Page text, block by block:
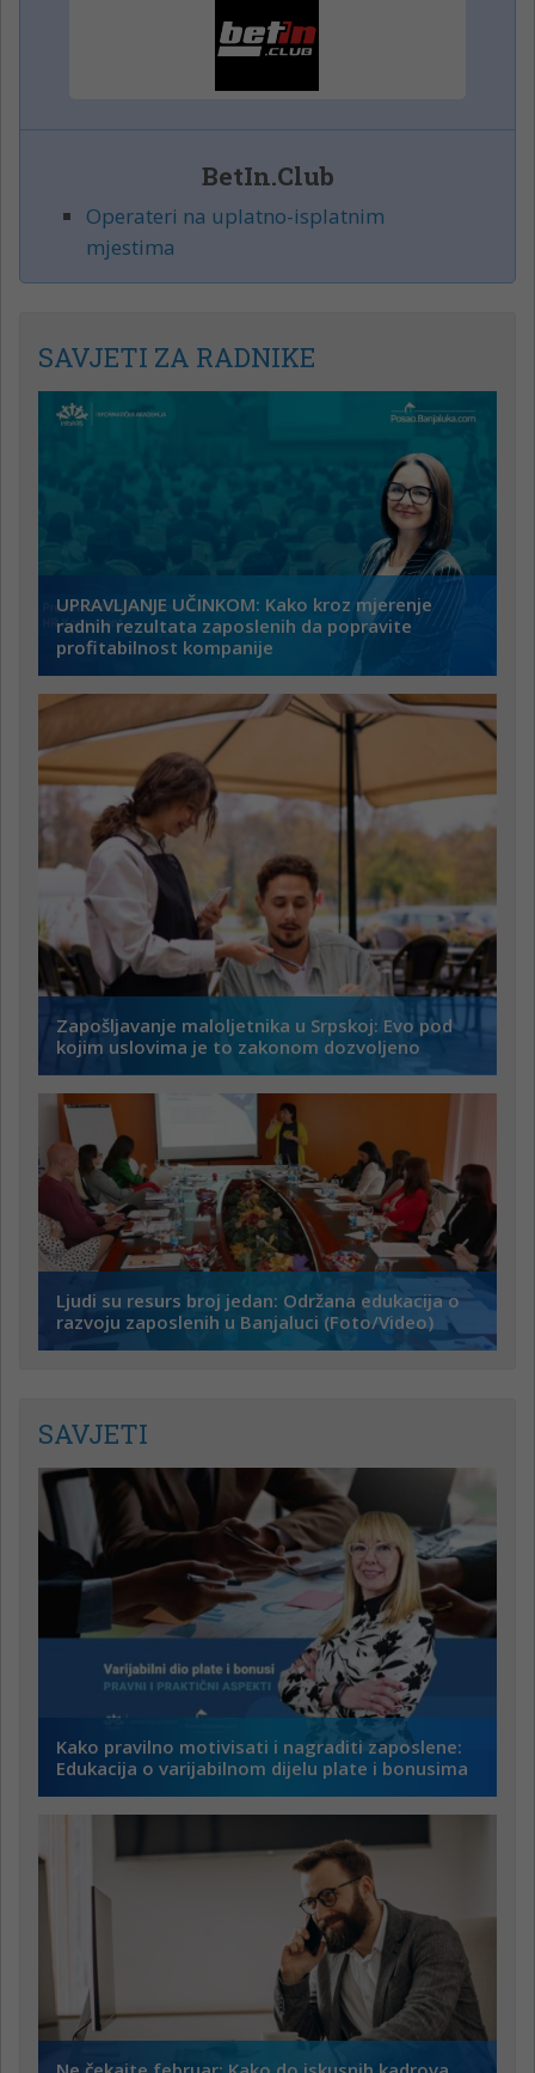
BetIn.Club
Operateri na uplatno-isplatnim
mjestima
SAVJETI ZA RADNIKE
UPRAVLJANJE UČINKOM: Kako kroz mjerenje
radnih rezultata zaposlenih da popravite
profitabilnost kompanije
Zapošljavanje maloljetnika u Srpskoj: Evo pod
kojim uslovima je to zakonom dozvoljeno
Ljudi su resurs broj jedan: Održana edukacija o
razvoju zaposlenih u Banjaluci (Foto/Video)
SAVJETI
Kako pravilno motivisati i nagraditi zaposlene:
Edukacija o varijabilnom dijelu plate i bonusima